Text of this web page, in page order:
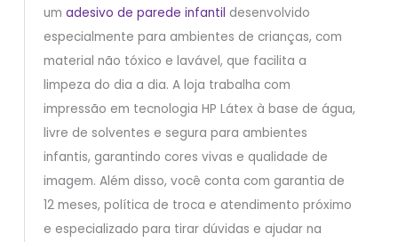
um adesivo de parede infantil desenvolvido
especialmente para ambientes de crianças, com
material não tóxico e lavável, que facilita a
limpeza do dia a dia. A loja trabalha com
impressão em tecnologia HP Látex à base de água,
livre de solventes e segura para ambientes
infantis, garantindo cores vivas e qualidade de
imagem. Além disso, você conta com garantia de
12 meses, política de troca e atendimento próximo
e especializado para tirar dúvidas e ajudar na